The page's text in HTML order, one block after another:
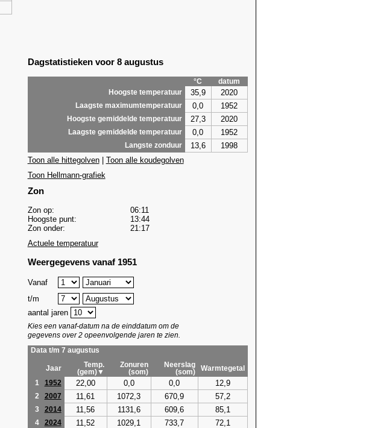
Dagstatistieken voor 8 augustus
°C
datum
Hoogste temperatuur
35,9 2020
Laagste maximumtemperatuur 0,0 1952
Hoogste gemiddelde temperatuur 27,3 2020
Laagste gemiddelde temperatuur 0,0 1952
Langste zonduur 13,6
1998
Toon alle hittegolven| Toon alle koudegolven
Toon Hellmann-grafiek
Zon
Zon op:
06:11
Hoogste punt:
13:44
Zon onder:
21:17
Actuele temperatuur
Weergegevens vanaf 1951
Vanaf
t/m
aantal jaren
Kies een vanaf-datum na de einddatum om de
gegevens over 2 opeenvolgende jaren te zien.
Data t/m 7 augustus
Jaar
Temp.
(gem)▼
Zonuren
(som)
Neerslag
(som)
Warmtegetal
1
1952 22,00 0,0 0,0 12,9
2 2007 11,61 1072,3 670,9 57,2
3 2014 11,56 1131,6 609,6 85,1
4 2024 11,52 1029,1 733,7 72,1